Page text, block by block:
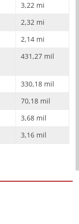
3,22 mi
2,32 mi
2,14 mi
431,27 mil
330,18 mil
70,18 mil
3,68 mil
3,16 mil